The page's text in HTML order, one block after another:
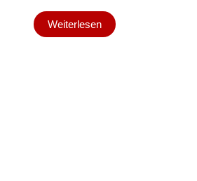
Weiterlesen